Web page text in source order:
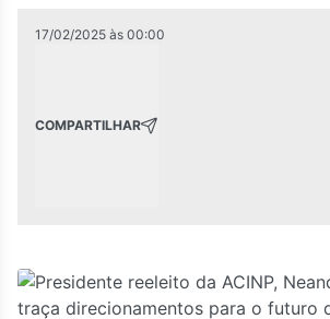
17/02/2025 às 00:00
COMPARTILHAR